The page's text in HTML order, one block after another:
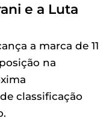
e a Luta
a marca de 11
na
classificação